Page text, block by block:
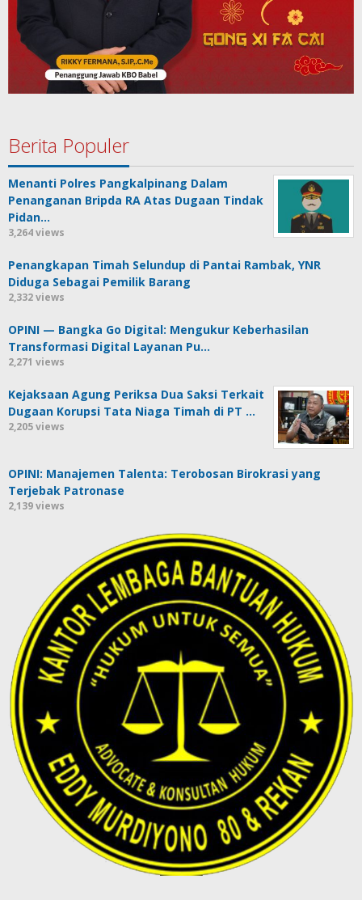
Berita Populer
Menanti Polres Pangkalpinang Dalam
Penanganan Bripda RA Atas Dugaan Tindak
Pidan…
3,264 views
Penangkapan Timah Selundup di Pantai Rambak, YNR
Diduga Sebagai Pemilik Barang
2,332 views
OPINI — Bangka Go Digital: Mengukur Keberhasilan
Transformasi Digital Layanan Pu…
2,271 views
Kejaksaan Agung Periksa Dua Saksi Terkait
Dugaan Korupsi Tata Niaga Timah di PT …
2,205 views
OPINI: Manajemen Talenta: Terobosan Birokrasi yang
Terjebak Patronase
2,139 views